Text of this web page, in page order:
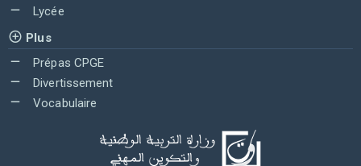
Lycée
Plus
Prépas CPGE
Divertissement
Vocabulaire